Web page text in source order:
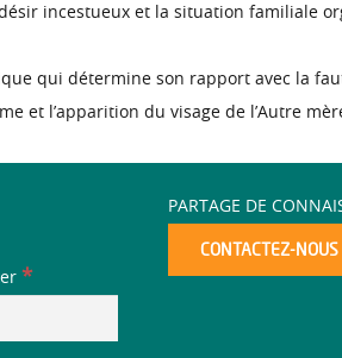
incestueux et la situation familiale
qui détermine son rapport avec la
et l’apparition du visage de l’Autre
*
PARTAGE DE
CONTACTEZ-NOUS